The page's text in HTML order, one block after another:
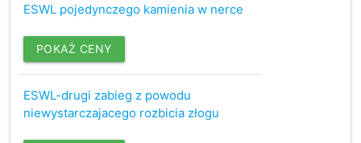
ESWL pojedynczego kamienia w nerce
POKAŻ CENY
ESWL-drugi zabieg z powodu
niewystarczajacego rozbicia złogu